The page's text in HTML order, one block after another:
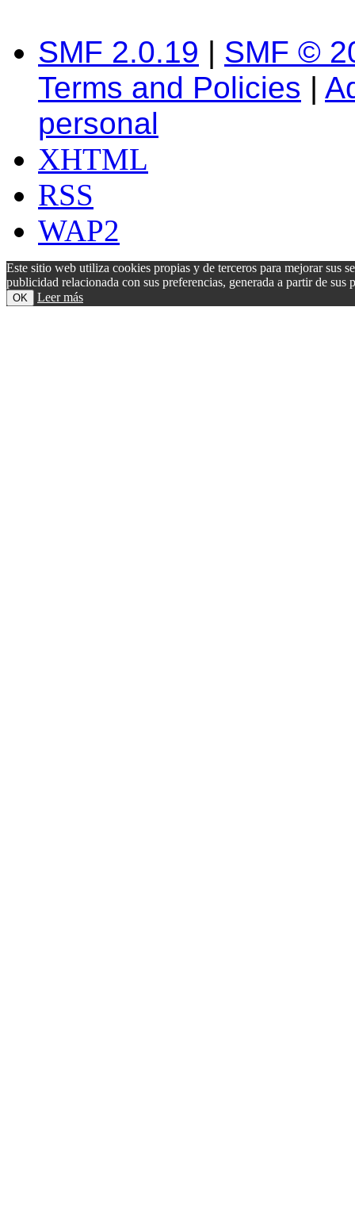
SMF 2.0.19 | SMF ©
Terms and Policies |
personal
XHTML
RSS
WAP2
Este sitio web utiliza cookies propias y de terceros para mejorar sus
publicidad relacionada con sus preferencias, generada a partir de
OK Leer más